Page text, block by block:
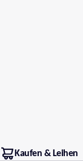
Kaufen & Leihen